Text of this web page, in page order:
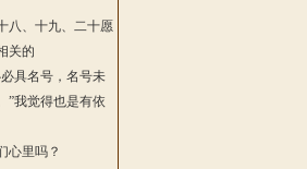
八、十九、二十愿
关的
具名号，名号未
”我觉得也是有依
心里吗？